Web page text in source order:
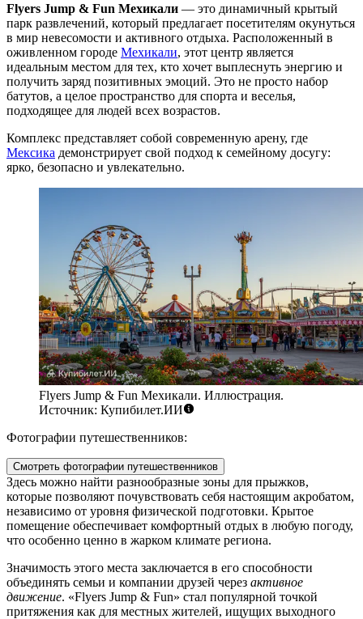
Flyers Jump & Fun Мехикали — это динамичный крытый
парк развлечений, который предлагает посетителям окунуться
в мир невесомости и активного отдыха. Расположенный в
оживленном городе Мехикали, этот центр является
идеальным местом для тех, кто хочет выплеснуть энергию и
получить заряд позитивных эмоций. Это не просто набор
батутов, а целое пространство для спорта и веселья,
подходящее для людей всех возрастов.
Комплекс представляет собой современную арену, где
Мексика демонстрирует свой подход к семейному досугу:
ярко, безопасно и увлекательно.
Flyers Jump & Fun Мехикали. Иллюстрация.
Источник: Купибилет.ИИ
Фотографии путешественников:
Смотреть фотографии путешественников
Здесь можно найти разнообразные зоны для прыжков,
которые позволяют почувствовать себя настоящим акробатом,
независимо от уровня физической подготовки. Крытое
помещение обеспечивает комфортный отдых в любую погоду,
что особенно ценно в жарком климате региона.
Значимость этого места заключается в его способности
объединять семьи и компании друзей через активное
движение. «Flyers Jump & Fun» стал популярной точкой
притяжения как для местных жителей, ищущих выходного